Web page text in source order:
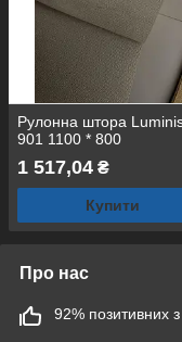
Рулонна штора
901 1100 * 800
1 517,04 ₴
Купити
Про нас
92% позитивних з